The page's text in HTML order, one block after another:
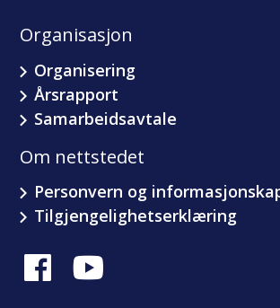
Organisasjon
Organisering
Årsrapport
Samarbeidsavtale
Om nettstedet
Personvern og
Tilgjengelighetserklæring